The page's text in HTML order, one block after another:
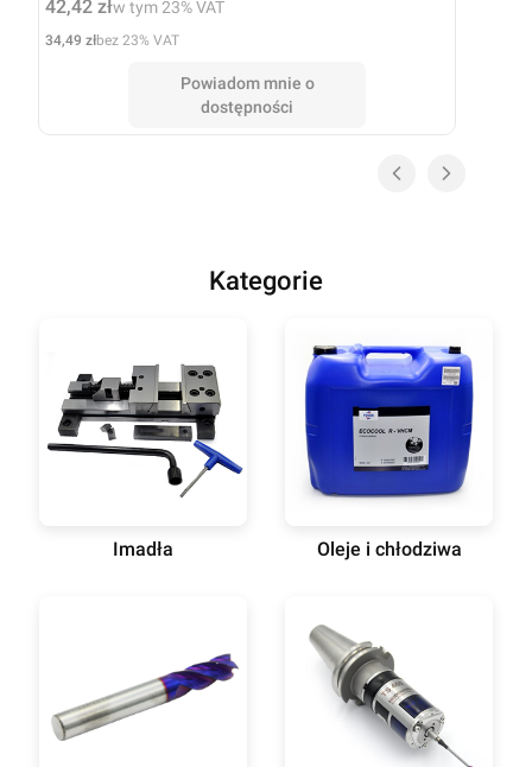
Cena brutto
42,42 złw tym %s VAT
w tym23%VAT
Cena netto
34,49 złbez 23% VAT
Powiadom mnie o
dostępności
Kategorie
Imadła Oleje i chłodziwa